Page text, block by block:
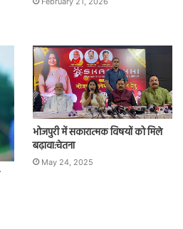
भोजपुरी में सकारात्मक विषयों को मिले
बढ़ावा:चेतना
May 24, 2025